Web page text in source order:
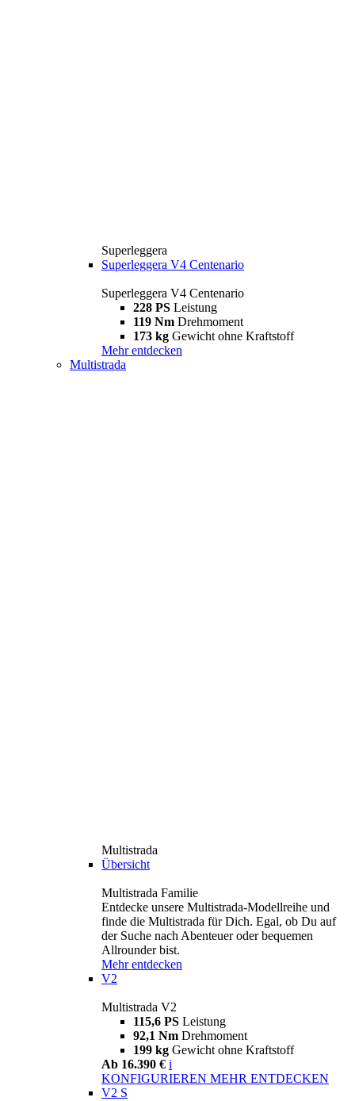
Superleggera
Superleggera V4 Centenario
Superleggera V4 Centenario
228 PS Leistung
119 Nm Drehmoment
173 kg Gewicht ohne Kraftstoff
Mehr entdecken
Multistrada
Multistrada
Übersicht
Multistrada Familie
Entdecke unsere Multistrada-Modellreihe und
finde die Multistrada für Dich. Egal, ob Du auf
der Suche nach Abenteuer oder bequemen
Allrounder bist.
Mehr entdecken
V2
Multistrada V2
115,6 PS Leistung
92,1 Nm Drehmoment
199 kg Gewicht ohne Kraftstoff
Ab 16.390 € i
KONFIGURIEREN MEHR ENTDECKEN
V2 S